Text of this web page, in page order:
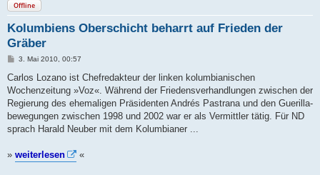
Offline
Kolumbiens Oberschicht beharrt auf Frieden der
Gräber
B
i
r
a
g
3. Mai 2010, 00:57
Carlos Lozano ist Chefredakteur der linken kolumbianischen
Wochenzeitung »Voz«. Während der Friedensverhandlungen zwischen der
Regierung des ehemaligen Präsidenten Andrés Pastrana und den Guerilla-
bewegungen zwischen 1998 und 2002 war er als Vermittler tätig. Für ND
sprach Harald Neuber mit dem Kolumbianer ...
» weiterlesen «